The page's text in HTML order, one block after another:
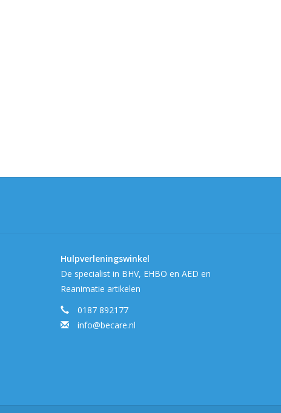
Hulpverleningswinkel
De specialist in BHV, EHBO en AED en
Reanimatie artikelen
0187 892177
info@becare.nl